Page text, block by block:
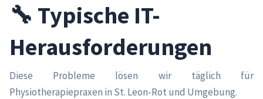
🔧 Typische IT-
Herausforderungen
Diese Probleme lösen wir täglich für
Physiotherapiepraxen in St. Leon-Rot und Umgebung.